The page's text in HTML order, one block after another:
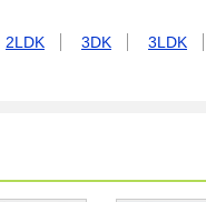
2LDK 3DK 3LDK